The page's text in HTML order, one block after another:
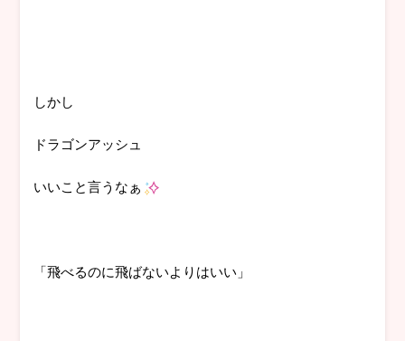
しかし
ドラゴンアッシュ
いいこと言うなぁ
「飛べるのに飛ばないよりはいい」